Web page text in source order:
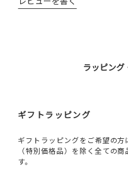
ラッピング
ギフトラッピング
ギフトラッピングをご希望の
（特別価格品）を除く全ての
す。